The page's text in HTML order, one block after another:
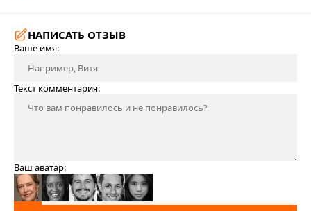
НАПИСАТЬ ОТЗЫВ
Ваше имя:
Текст комментария:
Ваш аватар: